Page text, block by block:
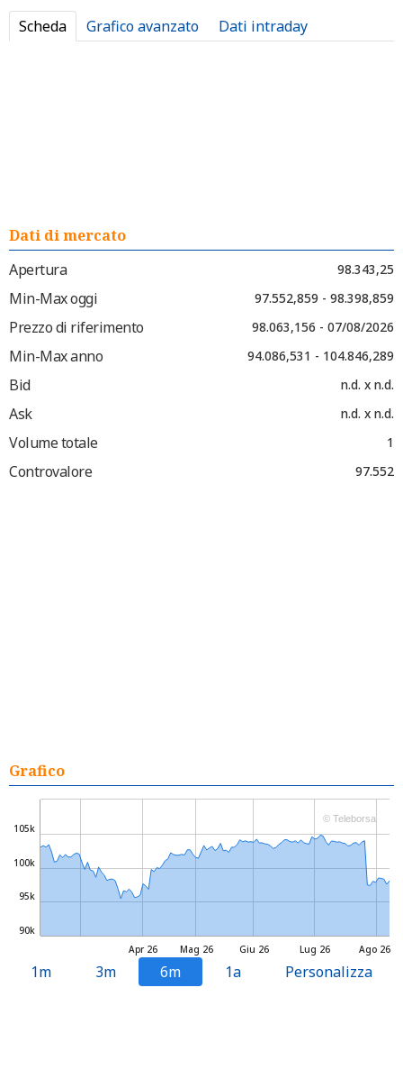
Scheda Grafico avanzato Dati intraday
Dati di mercato
Apertura
98.343,25
Min-Max oggi 97.552,859 - 98.398,859
Prezzo di riferimento 98.063,156 - 07/08/2026
Min-Max anno 94.086,531 - 104.846,289
Bid n.d. x n.d.
Ask n.d. x n.d.
Volume totale 1
Controvalore 97.552
Grafico
Mag 26 Lug 26
Apr 26 Giu 26 Ago 26
90k
95k
100k
105k
© Teleborsa
1m 3m 6m 1a Personalizza